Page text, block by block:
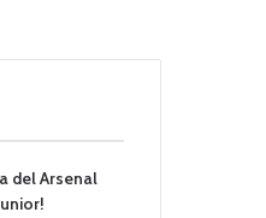
del Arsenal